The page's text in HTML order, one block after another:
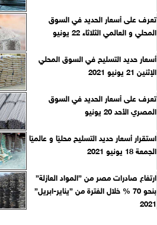
تعرف على أسعار الحديد في السوق
المحلي و العالمي الثلاثاء 22 يونيو
أسعار حديد التسليح في السوق المحلي
الإثنين 21 يونيو 2021
تعرف على أسعار الحديد في السوق
المصري الأحد 20 يونيو
استقرار أسعار حديد التسليح محليًا و عالميًا
الجمعة 18 يونيو 2021
ارتفاع صادرات مصر من ”المواد العازلة”
بنحو 70 % خلال الفترة من ”يناير-ابريل”
2021